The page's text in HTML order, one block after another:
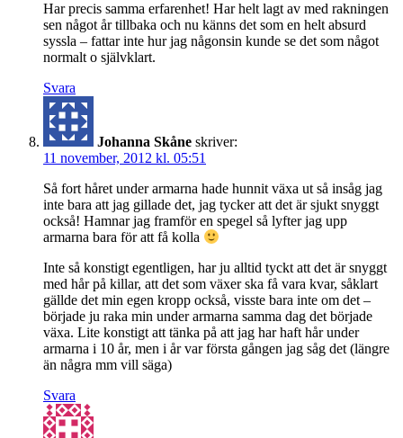
Har precis samma erfarenhet! Har helt lagt av med rakningen
sen något år tillbaka och nu känns det som en helt absurd
syssla – fattar inte hur jag någonsin kunde se det som något
normalt o självklart.
Svara
Johanna Skåne skriver:
11 november, 2012 kl. 05:51
Så fort håret under armarna hade hunnit växa ut så insåg jag
inte bara att jag gillade det, jag tycker att det är sjukt snyggt
också! Hamnar jag framför en spegel så lyfter jag upp
armarna bara för att få kolla
Inte så konstigt egentligen, har ju alltid tyckt att det är snyggt
med hår på killar, att det som växer ska få vara kvar, såklart
gällde det min egen kropp också, visste bara inte om det –
började ju raka min under armarna samma dag det började
växa. Lite konstigt att tänka på att jag har haft hår under
armarna i 10 år, men i år var första gången jag såg det (längre
än några mm vill säga)
Svara